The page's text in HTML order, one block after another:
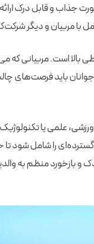
جذاب و قابل درک
مربیان و دیگر
بالا است. مربیانی که
باید فرصت‌های
علمی یا
را شامل شود تا
و بازخورد منظم به